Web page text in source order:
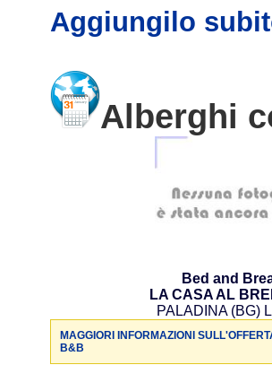
Aggiungilo
Alberghi
Bed and
LA CASA AL
PALADINA (BG)
MAGGIORI INFORMAZIONI
B&B